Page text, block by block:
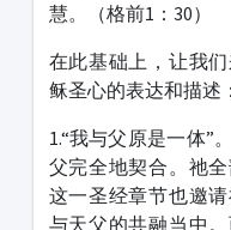
慧。（格前1：30）
在此基础上，让我
稣圣心的表达和描述：
1.“我与父原是一体”
父完全地契合。祂
这一圣经章节也邀
与天父的共融当中